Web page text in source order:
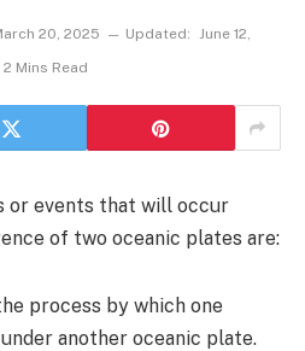
20, 2025 Updated: June 12,
2 Mins Read
or events that will occur
of two oceanic plates are:
process by which one
another oceanic plate.